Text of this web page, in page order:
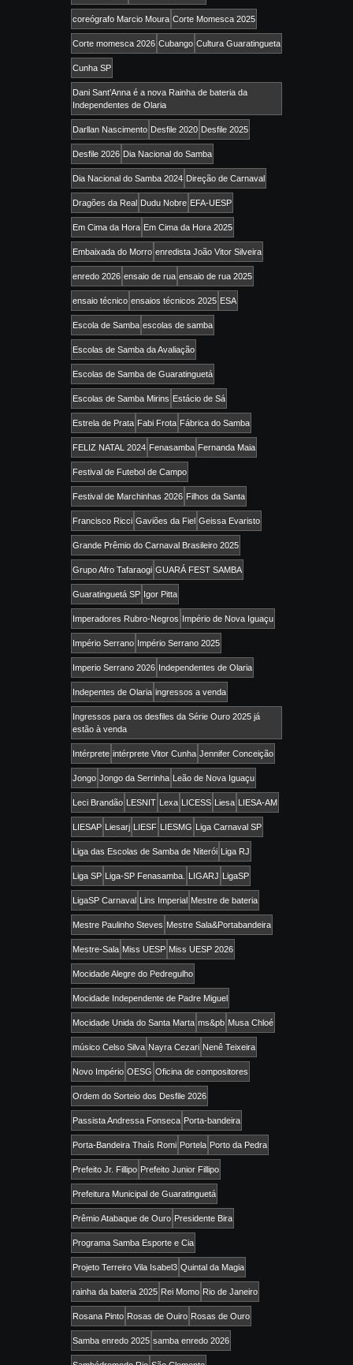
coreógrafo Marcio Moura Corte Momesca 2025
Corte momesca 2026 Cubango Cultura Guaratingueta
Cunha SP
Dani Sant’Anna é a nova Rainha de bateria da
Independentes de Olaria
Darllan Nascimento Desfile 2020 Desfile 2025
Desfile 2026 Dia Nacional do Samba
Dia Nacional do Samba 2024 Direção de Carnaval
Dragões da Real Dudu Nobre EFA-UESP
Em Cima da Hora Em Cima da Hora 2025
Embaixada do Morro enredista João Vitor Silveira
enredo 2026 ensaio de rua ensaio de rua 2025
ensaio técnico ensaios técnicos 2025 ESA
Escola de Samba escolas de samba
Escolas de Samba da Avaliação
Escolas de Samba de Guaratinguetá
Escolas de Samba Mirins Estácio de Sá
Estrela de Prata Fabi Frota Fábrica do Samba
FELIZ NATAL 2024 Fenasamba Fernanda Maia
Festival de Futebol de Campo
Festival de Marchinhas 2026 Filhos da Santa
Francisco Ricci Gaviões da Fiel Geissa Evaristo
Grande Prêmio do Carnaval Brasileiro 2025
Grupo Afro Tafaraogi GUARÁ FEST SAMBA
Guaratinguetá SP Igor Pitta
Imperadores Rubro-Negros Império de Nova Iguaçu
Império Serrano Império Serrano 2025
Imperio Serrano 2026 Independentes de Olaria
Indepentes de Olaria ingressos a venda
Ingressos para os desfiles da Série Ouro 2025 já
estão à venda
Intérprete intérprete Vitor Cunha Jennifer Conceição
Jongo Jongo da Serrinha Leão de Nova Iguaçu
Leci Brandão LESNIT Lexa LICESS Liesa LIESA-AM
LIESAP Liesarj LIESF LIESMG Liga Carnaval SP
Liga das Escolas de Samba de Niterói Liga RJ
Liga SP Liga-SP Fenasamba. LIGARJ LigaSP
LigaSP Carnaval Lins Imperial Mestre de bateria
Mestre Paulinho Steves Mestre Sala&Portabandeira
Mestre-Sala Miss UESP Miss UESP 2026
Mocidade Alegre do Pedregulho
Mocidade Independente de Padre Miguel
Mocidade Unida do Santa Marta ms&pb Musa Chloé
músico Celso Silva Nayra Cezari Nenê Teixeira
Novo Império OESG Oficina de compositores
Ordem do Sorteio dos Desfile 2026
Passista Andressa Fonseca Porta-bandeira
Porta-Bandeira Thaís Romi Portela Porto da Pedra
Prefeito Jr. Fillipo Prefeito Junior Fillipo
Prefeitura Municipal de Guaratinguetá
Prêmio Atabaque de Ouro Presidente Bira
Programa Samba Esporte e Cia
Projeto Terreiro Vila Isabel3 Quintal da Magia
rainha da bateria 2025 Rei Momo Rio de Janeiro
Rosana Pinto Rosas de Ouiro Rosas de Ouro
Samba enredo 2025 samba enredo 2026